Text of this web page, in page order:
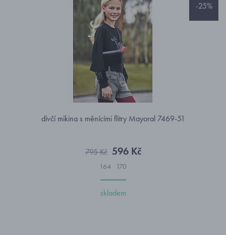
-25%
dívčí mikina s měnícími flitry Mayoral 7469-51
795 Kč 596 Kč
164 170
skladem